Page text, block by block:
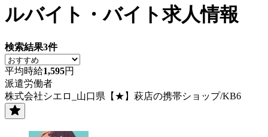
ルバイト・バイト求人情報
検索結果3件
平均時給1,595円
派遣労働者
株式会社シエロ_山口県【★】萩店の携帯ショップ/KB6